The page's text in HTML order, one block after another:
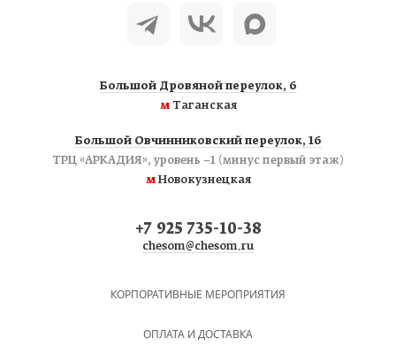
Большой Дровяной переулок, 6
мТаганская
Большой Овчинниковский переулок, 16
ТРЦ «АРКАДИЯ», уровень −1 (минус первый этаж)
мНовокузнецкая
+7 925 735-10-38
chesom@chesom.ru
КОРПОРАТИВНЫЕ МЕРОПРИЯТИЯ
ОПЛАТА И ДОСТАВКА